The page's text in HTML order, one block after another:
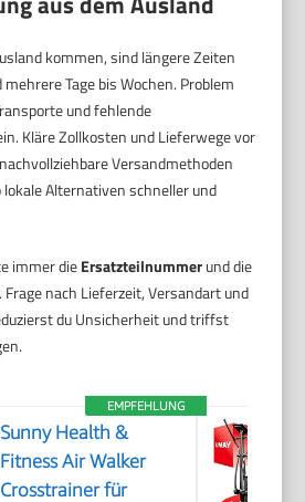
kommen, sind längere Zeiten
Tage bis Wochen. Problem
und fehlende
Kläre Zollkosten und Lieferwege vor
Versandmethoden
lokale Alternativen schneller und
immer dieErsatzteilnummerund die
Frage nach Lieferzeit, Versandart und
du Unsicherheit und triffst
EMPFEHLUNG
Sunny Health &
Fitness Air Walker
Crosstrainer für